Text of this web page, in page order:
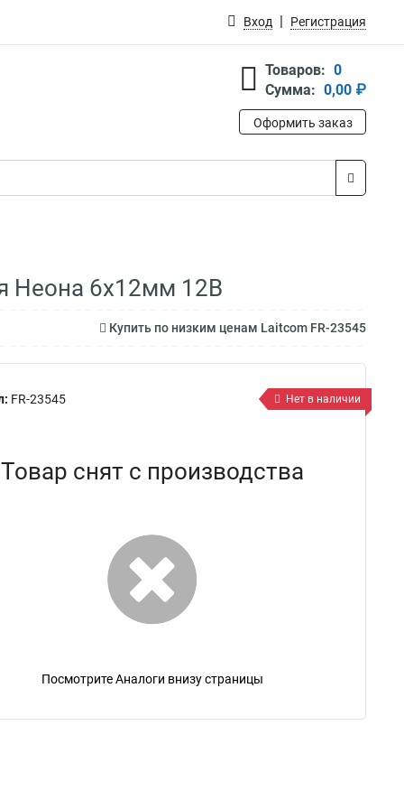
Вход Регистрация
Товаров: 0
Сумма: 0,00 ₽
Оформить заказ
Неона 6х12мм 12В
Купить по низким ценам Laitcom FR-23545
FR-23545 Нет в наличии
Товар снят с производства
Посмотрите Аналоги внизу страницы